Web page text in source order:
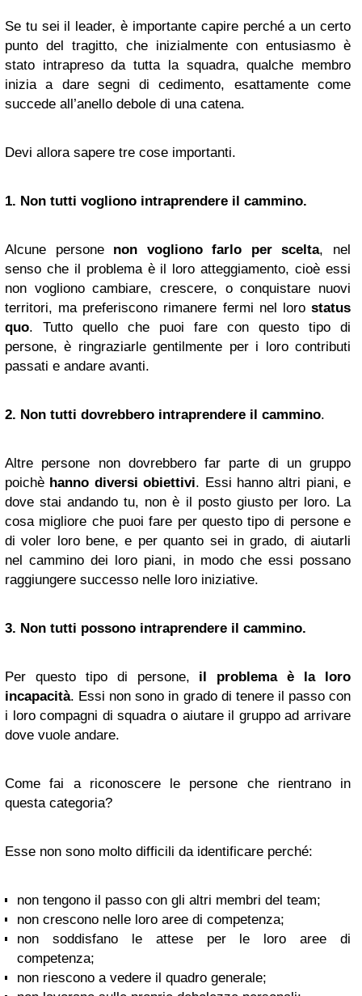
Se tu sei il leader, è importante capire perché a un certo
punto del tragitto, che inizialmente con entusiasmo è
stato intrapreso da tutta la squadra, qualche membro
inizia a dare segni di cedimento, esattamente come
succede all’anello debole di una catena.
Devi allora sapere tre cose importanti.
1. Non tutti vogliono intraprendere il cammino.
Alcune persone non vogliono farlo per scelta, nel
senso che il problema è il loro atteggiamento, cioè essi
non vogliono cambiare, crescere, o conquistare nuovi
territori, ma preferiscono rimanere fermi nel loro status
quo. Tutto quello che puoi fare con questo tipo di
persone, è ringraziarle gentilmente per i loro contributi
passati e andare avanti.
2. Non tutti dovrebbero intraprendere il cammino.
Altre persone non dovrebbero far parte di un gruppo
poichè hanno diversi obiettivi. Essi hanno altri piani, e
dove stai andando tu, non è il posto giusto per loro. La
cosa migliore che puoi fare per questo tipo di persone e
di voler loro bene, e per quanto sei in grado, di aiutarli
nel cammino dei loro piani, in modo che essi possano
raggiungere successo nelle loro iniziative.
3. Non tutti possono intraprendere il cammino.
Per questo tipo di persone, il problema è la loro
incapacità. Essi non sono in grado di tenere il passo con
i loro compagni di squadra o aiutare il gruppo ad arrivare
dove vuole andare.
Come fai a riconoscere le persone che rientrano in
questa categoria?
Esse non sono molto difficili da identificare perché:
non tengono il passo con gli altri membri del team;
non crescono nelle loro aree di competenza;
non soddisfano le attese per le loro aree di
competenza;
non riescono a vedere il quadro generale;